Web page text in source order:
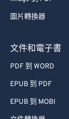
圖片轉換器
文件和電子書
PDF 到 WORD
EPUB 到 PDF
EPUB 到 MOBI